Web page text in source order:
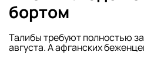
бортом
Талибы требуют полностью
августа. А афганских